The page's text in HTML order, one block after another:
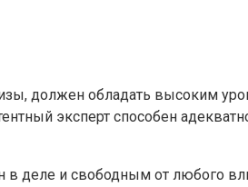
должен обладать высоким
эксперт способен
деле и свободным от любого